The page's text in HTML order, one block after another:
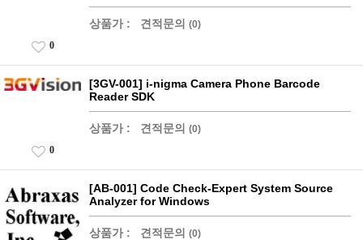
상품가 : 견적문의 (0)
0
[3GV-001] i-nigma Camera Phone Barcode
Reader SDK
상품가 : 견적문의 (0)
0
[AB-001] Code Check-Expert System Source
Analyzer for Windows
상품가 : 견적문의 (0)